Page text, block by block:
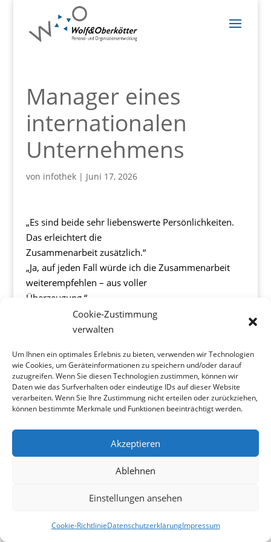
Cookie-Zustimmung
verwalten
Um Ihnen ein optimales Erlebnis zu bieten, verwenden wir Technologien
wie Cookies, um Geräteinformationen zu speichern und/oder darauf
zuzugreifen. Wenn Sie diesen Technologien zustimmen, können wir
Daten wie das Surfverhalten oder eindeutige IDs auf dieser Website
verarbeiten. Wenn Sie Ihre Zustimmung nicht erteilen oder zurückziehen,
können bestimmte Merkmale und Funktionen beeinträchtigt werden.
Akzeptieren
Ablehnen
Einstellungen ansehen
Cookie-RichtlinieDatenschutzerklärungImpressum
Manager eines
internationalen
Unternehmens
von infothek| Juni 17, 2026
„Es sind beide sehr liebenswerte Persönlichkeiten.
Das erleichtert die
Zusammenarbeit zusätzlich.“
„Ja, auf jeden Fall würde ich die Zusammenarbeit
weiterempfehlen – aus voller
Überzeugung.“